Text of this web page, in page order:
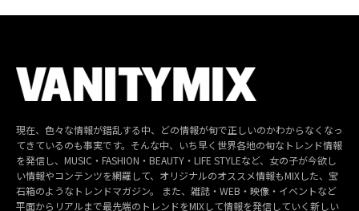
現在、色々な情報が錯乱する中、どの情報が旬で正しいのかわからなくなっ
てきているのも事実です。そんな中、いち早く世界各地の旬なトレンド情報
を発信し、MUSIC・FASHION・BEAUTY・LIFE STYLEなど、女の子が今欲し
い情報やコンテンツを網羅して、オリジナルのオススメ情報もMIXした、宝
石箱のようなトレンドマガジン。 また、雑誌・WEB・映像・イベントなど
平面からリアルまで最先端のトレンドをMIXして情報を発信していく新しい